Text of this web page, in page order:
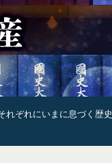
ぞれにいまに息づく歴